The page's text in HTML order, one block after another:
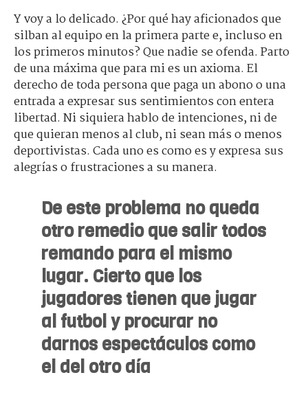
Y voy a lo delicado. ¿Por qué hay aficionados que
silban al equipo en la primera parte e, incluso en
los primeros minutos? Que nadie se ofenda. Parto
de una máxima que para mi es un axioma. El
derecho de toda persona que paga un abono o una
entrada a expresar sus sentimientos con entera
libertad. Ni siquiera hablo de intenciones, ni de
que quieran menos al club, ni sean más o menos
deportivistas. Cada uno es como es y expresa sus
alegrías o frustraciones a su manera.
De este problema no queda
otro remedio que salir todos
remando para el mismo
lugar. Cierto que los
jugadores tienen que jugar
al futbol y procurar no
darnos espectáculos como
el del otro día